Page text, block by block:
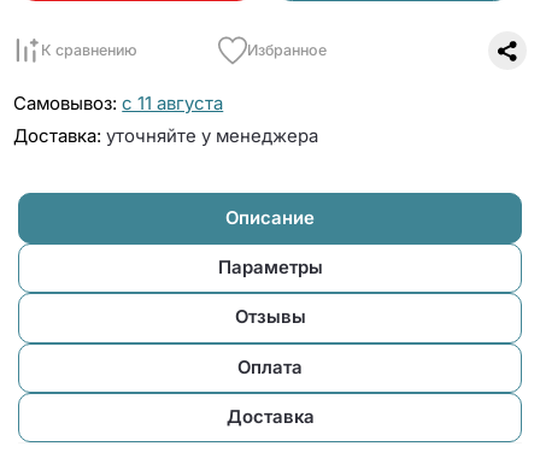
К сравнению Избранное
Самовывоз: с 11 августа
Доставка: уточняйте у менеджера
Описание
Параметры
Отзывы
Оплата
Доставка